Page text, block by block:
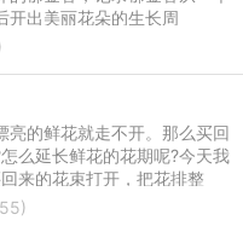
开出美丽花朵的生长周
’，代表着高贵善良、体贴、
亮的鲜花就走不开。那么买回
么延长鲜花的花期呢?今天我
来的花束打开，把花排整
，用剪枝的剪刀把每一枝鲜